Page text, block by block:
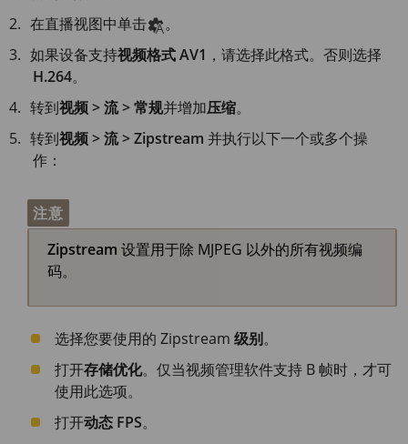
在直播视图中单击
。
如果设备支持视频格式AV1 ，请选择此格式。否则选择
H.264。
转到视频 > 流 > 常规并增加压缩。
转到视频 > 流 > Zipstream 并执行以下一个或多个操
作：
注意
Zipstream 设置用于除 MJPEG 以外的所有视频编
码。
选择您要使用的 Zipstream 级别。
打开存储优化。仅当视频管理软件支持 B 帧时，才可
使用此选项。
打开动态 FPS。